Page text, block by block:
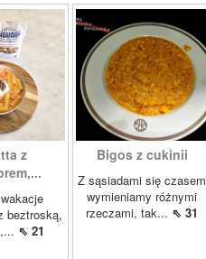
z
beztroską,
⇖ 21
Bigos z cukinii
Z sąsiadami się czasem
wymieniamy różnymi
rzeczami, tak... ⇖ 31